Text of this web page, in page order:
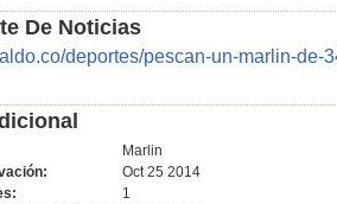
De Noticias
deportes/pescan-un-marlin-de-
Marlin
Oct 25 2014
1